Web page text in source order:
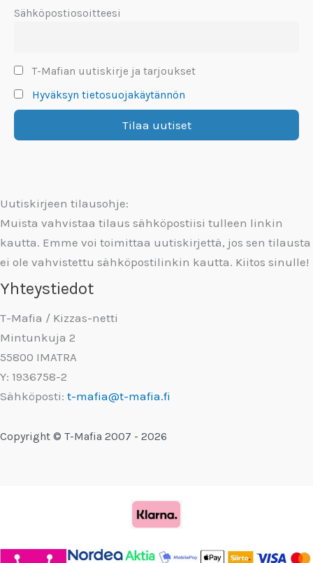
Sähköpostiosoitteesi
T-Mafian uutiskirje ja tarjoukset
Hyväksyn tietosuojakäytännön
Uutiskirjeen tilausohje:
Muista vahvistaa tilaus sähköpostiisi tulleen linkin
kautta. Emme voi toimittaa uutiskirjettä, jos sen tilausta
ei ole vahvistettu sähköpostilinkin kautta. Kiitos sinulle!
Yhteystiedot
T-Mafia / Kizzas-netti
Mintunkuja 2
55800 IMATRA
Y: 1936758-2
Sähköposti: t-mafia@t-mafia.fi
Copyright © T-Mafia 2007 - 2026